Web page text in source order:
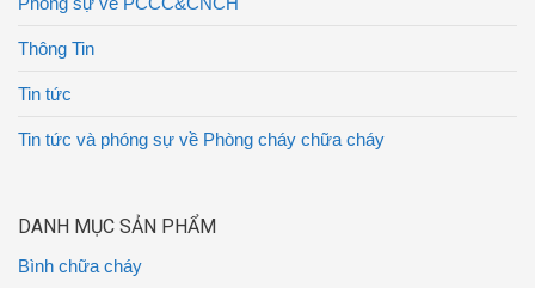
Thông Tin
Tin tức
Tin tức và phóng sự về Phòng cháy chữa cháy
DANH MỤC SẢN PHẨM
Bình chữa cháy